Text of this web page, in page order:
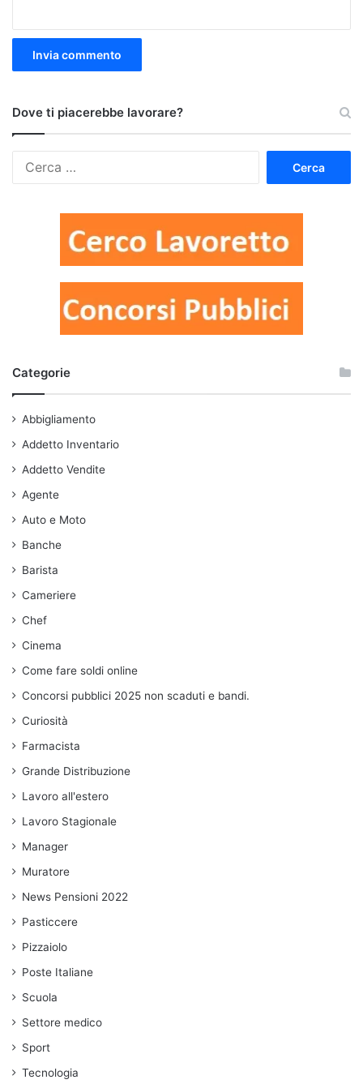
Dove ti piacerebbe lavorare?
Categorie
Abbigliamento
Addetto Inventario
Addetto Vendite
Agente
Auto e Moto
Banche
Barista
Cameriere
Chef
Cinema
Come fare soldi online
Concorsi pubblici 2025 non scaduti e bandi.
Curiosità
Farmacista
Grande Distribuzione
Lavoro all'estero
Lavoro Stagionale
Manager
Muratore
News Pensioni 2022
Pasticcere
Pizzaiolo
Poste Italiane
Scuola
Settore medico
Sport
Tecnologia